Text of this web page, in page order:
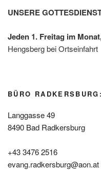
UNSERE
Jeden 1. Freitag im
Hengsberg bei Ortseinfahrt
BÜRO RADKERSBURG:
Langgasse 49
8490 Bad Radkersburg
+43 3476 2516
evang.radkersburg@aon.at